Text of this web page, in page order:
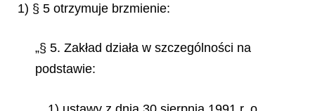
1) § 5 otrzymuje brzmienie:
„§ 5. Zakład działa w szczególności na
podstawie: